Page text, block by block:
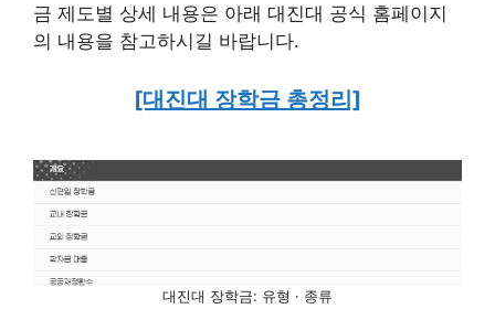
금 제도별 상세 내용은 아래 대진대 공식 홈페이지
의 내용을 참고하시길 바랍니다.
[대진대 장학금 총정리]
대진대 장학금: 유형 · 종류